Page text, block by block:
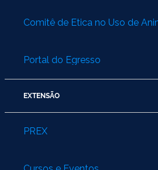
Comitê de Ética no Uso de
Portal do Egresso
EXTENSÃO
PREX